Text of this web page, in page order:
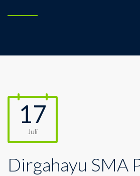
17
Juli
Dirgahayu SMA